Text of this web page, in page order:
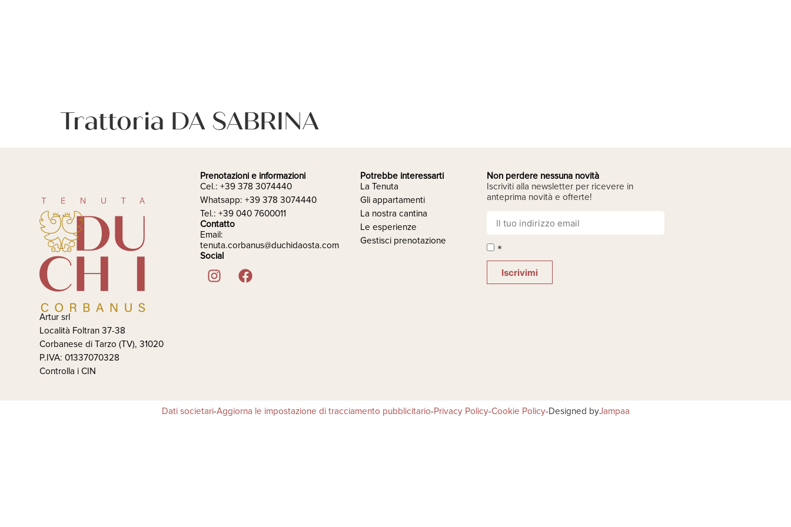
Trattoria DA SABRINA
Artur srl
Località Foltran 37-38
Corbanese di Tarzo (TV), 31020
P.IVA: 01337070328
Controlla i CIN
Prenotazioni e informazioni
Cel.: +39 378 3074440
Whatsapp: +39 378 3074440
Tel.: +39 040 7600011
Contatto
Email:
tenuta.corbanus@duchidaosta.com
Social
Potrebbe interessarti
La Tenuta
Gli appartamenti
La nostra cantina
Le esperienze
Gestisci prenotazione
Non perdere nessuna novità
Iscriviti alla newsletter per ricevere in
anteprima novità e offerte!
*
Iscrivimi
Dati societari-Aggiorna le impostazione di tracciamento pubblicitario-Privacy Policy-Cookie Policy-Designed byJampaa